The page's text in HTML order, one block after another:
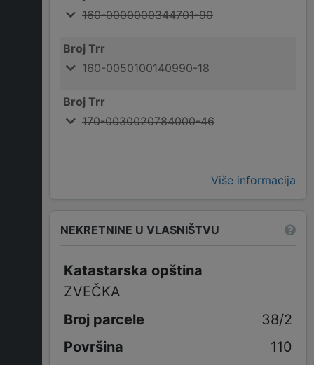
160-0000000344701-90
Broj Trr
160-0050100140990-18
Broj Trr
170-0030020784000-46
Više informacija
NEKRETNINE U VLASNIŠTVU
Katastarska opština
ZVEČKA
38/2
110